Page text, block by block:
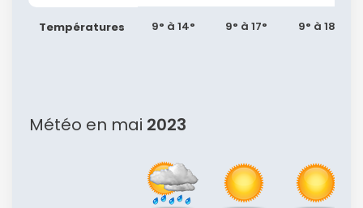
Températures 9° à 14° 9° à 17° 9° à 18°
Météo en mai 2023